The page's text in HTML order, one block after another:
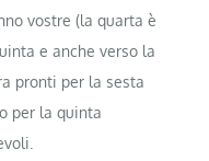
vostre (la quarta è
e anche verso la
pronti per la sesta
per la quinta